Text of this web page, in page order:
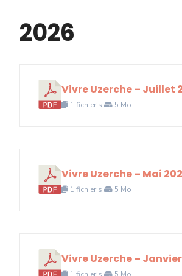
2026
Vivre Uzerche – Juillet
1 fichier·s 5 Mo
Vivre Uzerche – Mai
1 fichier·s 5 Mo
Vivre Uzerche –